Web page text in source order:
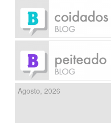
Agosto, 2026